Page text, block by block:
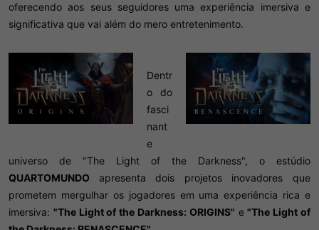
oferecendo aos seus seguidores uma experiência imersiva e
significativa que vai além do mero entretenimento.
Dentr
o do
fasci
nant
e
universo de "The Light of the Darkness", o estúdio
QUARTOMUNDO apresenta dois projetos inovadores que
prometem mergulhar os jogadores em uma experiência rica e
imersiva: "The Light of the Darkness: ORIGINS" e"The Light of